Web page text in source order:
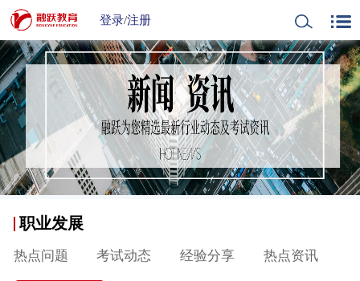
登录/注册
职业发展
热点问题 考试动态 经验分享 热点资讯